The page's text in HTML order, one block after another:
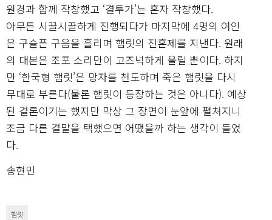
원경과 함께 작창했고 ‘결투가’는 혼자 작창했다.
아무튼 시끌시끌하게 진행되다가 마지막에 4명의 여인
은 구슬픈 구음을 흘리며 햄릿의 진혼제를 지낸다. 원래
의 대본은 조포 소리만이 고즈넉하게 울릴 뿐이다. 하지
만 ‘한국형 햄릿’은 망자를 천도하며 죽은 햄릿을 다시
무대로 부른다(물론 햄릿이 등장하는 것은 아니다). 예상
된 결론이기는 했지만 막상 그 장면이 눈앞에 펼쳐지니
조금 다른 결말을 택했으면 어땠을까 하는 생각이 들었
다.
송현민
햄릿